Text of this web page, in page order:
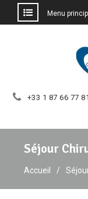
Menu
+33 1 87 66 77 81
Séjour
Accueil